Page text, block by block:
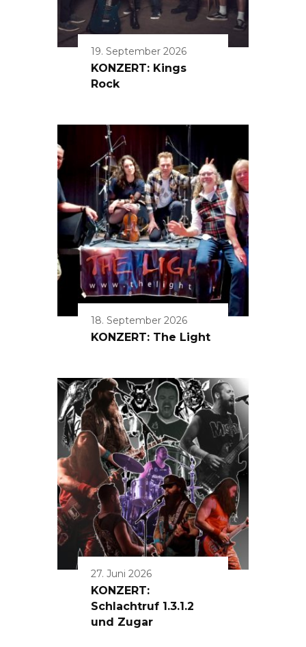
19. September 2026
KONZERT: Kings
Rock
18. September 2026
KONZERT: The Light
27. Juni 2026
KONZERT:
Schlachtruf 1.3.1.2
und Zugar